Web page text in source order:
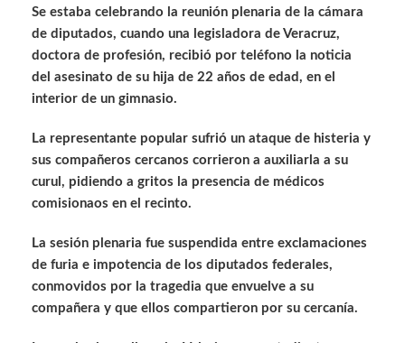
Se estaba celebrando la reunión plenaria de la cámara
de diputados, cuando una legisladora de Veracruz,
doctora de profesión, recibió por teléfono la noticia
del asesinato de su hija de 22 años de edad, en el
interior de un gimnasio.
La representante popular sufrió un ataque de histeria y
sus compañeros cercanos corrieron a auxiliarla a su
curul, pidiendo a gritos la presencia de médicos
comisionaos en el recinto.
La sesión plenaria fue suspendida entre exclamaciones
de furia e impotencia de los diputados federales,
conmovidos por la tragedia que envuelve a su
compañera y que ellos compartieron por su cercanía.